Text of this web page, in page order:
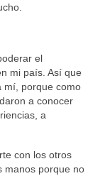
el
mi país. Así que
mí, porque como
a conocer
a
con los otros
manos porque no